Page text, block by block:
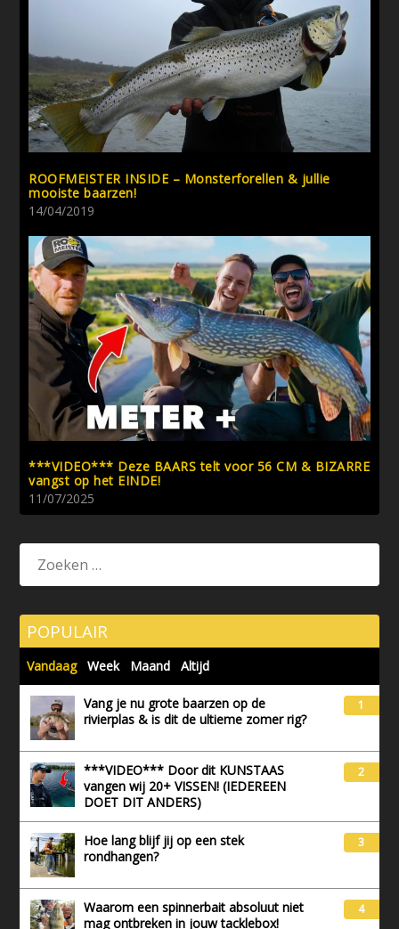
ROOFMEISTER INSIDE – Monsterforellen & jullie
mooiste baarzen!
14/04/2019
***VIDEO*** Deze BAARS telt voor 56 CM & BIZARRE
vangst op het EINDE!
11/07/2025
POPULAIR
Vandaag Week Maand Altijd
Vang je nu grote baarzen op de
rivierplas & is dit de ultieme zomer rig?
1
***VIDEO*** Door dit KUNSTAAS
vangen wij 20+ VISSEN! (IEDEREEN
DOET DIT ANDERS)
2
Hoe lang blijf jij op een stek
rondhangen?
3
Waarom een spinnerbait absoluut niet
mag ontbreken in jouw tacklebox!
4